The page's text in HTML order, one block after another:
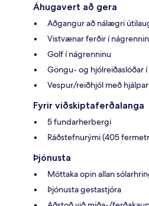
Áhugavert að gera
Aðgangur að nálægri
Vistvænar ferðir í
Golf í nágrenninu
Göngu- og hjólreiðaslóðar
Vespur/reiðhjól með
Fyrir viðskiptaferðalanga
5 fundarherbergi
Ráðstefnurými (405
Þjónusta
Móttaka opin allan
Þjónusta gestastjóra